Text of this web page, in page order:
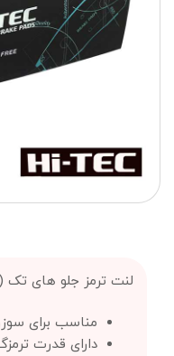
لنت ترمز جلو های تک (Hi-TEC) :
مناسب برای
دارای قدرت